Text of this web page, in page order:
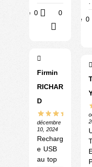
Utile 0 0
Firmin
RICHAR
D
décembre
10, 2024
Recharg
e USB
au top
Utile 0